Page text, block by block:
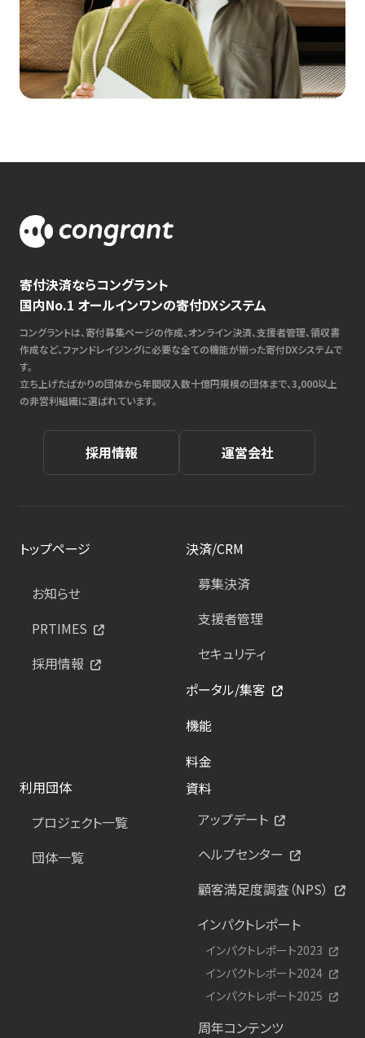
寄付決済ならコングラント
国内No.1 オールインワンの寄付DXシステム
コングラントは、寄付募集ページの作成、オンライン決済、支援者管理、領収書
作成など、ファンドレイジングに必要な全ての機能が揃った寄付DXシステムで
す。
立ち上げたばかりの団体から年間収入数十億円規模の団体まで、3,000以上
の非営利組織に選ばれています。
採用情報 運営会社
トップページ
お知らせ
PRTIMES
採用情報
決済/CRM
募集決済
支援者管理
セキュリティ
ポータル/集客
機能
料金
利用団体
プロジェクト一覧
団体一覧
資料
アップデート
ヘルプセンター
顧客満足度調査（NPS）
インパクトレポート
インパクトレポート2023
インパクトレポート2024
インパクトレポート2025
周年コンテンツ